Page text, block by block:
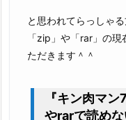
と思われてらっしゃ
「zip」や「rar」の
ただきます＾＾
『キン肉マ
やrarで読め